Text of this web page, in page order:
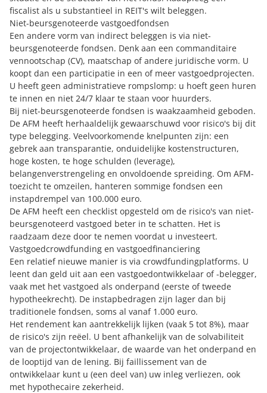
fiscalist als u substantieel in REIT's wilt beleggen.
Niet-beursgenoteerde vastgoedfondsen
Een andere vorm van indirect beleggen is via niet-
beursgenoteerde fondsen. Denk aan een commanditaire
vennootschap (CV), maatschap of andere juridische vorm. U
koopt dan een participatie in een of meer vastgoedprojecten.
U heeft geen administratieve rompslomp: u hoeft geen huren
te innen en niet 24/7 klaar te staan voor huurders.
Bij niet-beursgenoteerde fondsen is waakzaamheid geboden.
De AFM heeft herhaaldelijk gewaarschuwd voor risico's bij dit
type belegging. Veelvoorkomende knelpunten zijn: een
gebrek aan transparantie, onduidelijke kostenstructuren,
hoge kosten, te hoge schulden (leverage),
belangenverstrengeling en onvoldoende spreiding. Om AFM-
toezicht te omzeilen, hanteren sommige fondsen een
instapdrempel van 100.000 euro.
De AFM heeft een checklist opgesteld om de risico's van niet-
beursgenoteerd vastgoed beter in te schatten. Het is
raadzaam deze door te nemen voordat u investeert.
Vastgoedcrowdfunding en vastgoedfinanciering
Een relatief nieuwe manier is via crowdfundingplatforms. U
leent dan geld uit aan een vastgoedontwikkelaar of -belegger,
vaak met het vastgoed als onderpand (eerste of tweede
hypotheekrecht). De instapbedragen zijn lager dan bij
traditionele fondsen, soms al vanaf 1.000 euro.
Het rendement kan aantrekkelijk lijken (vaak 5 tot 8%), maar
de risico's zijn reëel. U bent afhankelijk van de solvabiliteit
van de projectontwikkelaar, de waarde van het onderpand en
de looptijd van de lening. Bij faillissement van de
ontwikkelaar kunt u (een deel van) uw inleg verliezen, ook
met hypothecaire zekerheid.